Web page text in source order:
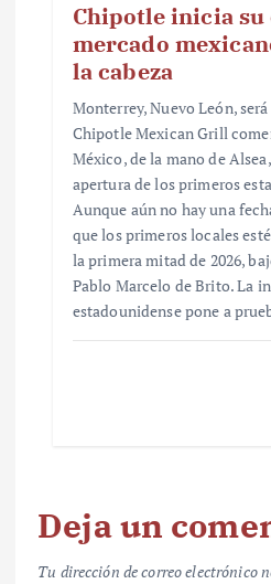
Chipotle inicia su
mercado
la cabeza
Monterrey, Nuevo León,
Chipotle Mexican Grill
México, de la mano de
apertura de los primeros
Aunque aún no hay una
que los primeros locales
la primera mitad de 2026,
Pablo Marcelo de Brito. La
estadounidense pone a
Deja un
Tu dirección de correo electrónico